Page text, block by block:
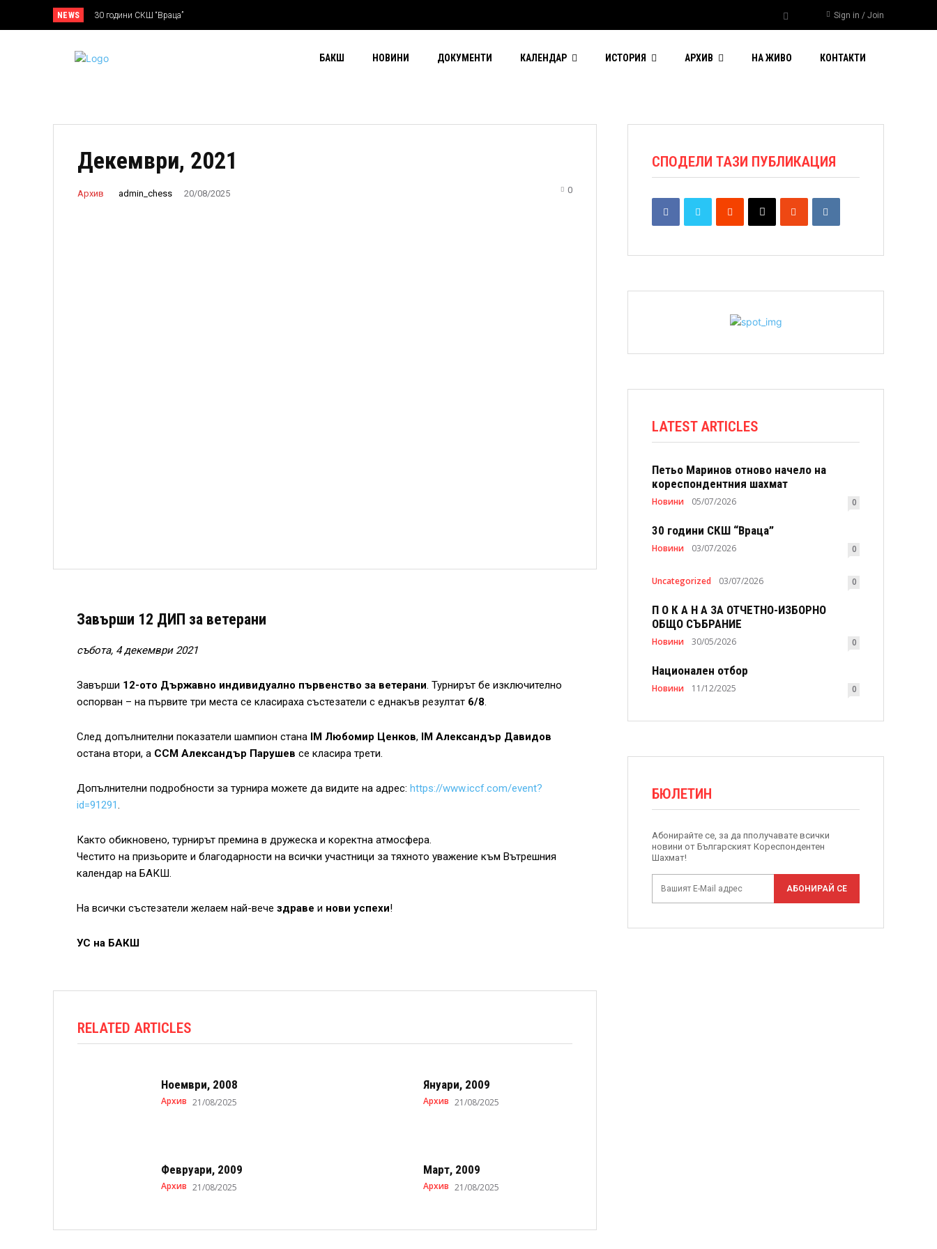
NEWS 30 години СКШ “Враца” Sign in / Join
БАКШ НОВИНИ ДОКУМЕНТИ КАЛЕНДАР ИСТОРИЯ АРХИВ НА ЖИВО КОНТАКТИ
Декември, 2021
Архив admin_chess 20/08/2025 0
Завърши 12 ДИП за ветерани
събота, 4 декември 2021
Завърши 12-ото Държавно индивидуално първенство за ветерани. Турнирът бе изключително
оспорван – на първите три места се класираха състезатели с еднакъв резултат 6/8.
След допълнителни показатели шампион стана IM Любомир Ценков, IM Александър Давидов
остана втори, а ССМ Александър Парушев се класира трети.
Допълнителни подробности за турнира можете да видите на адрес: https://www.iccf.com/event?
id=91291.
Както обикновено, турнирът премина в дружеска и коректна атмосфера.
Честито на призьорите и благодарности на всички участници за тяхното уважение към Вътрешния
календар на БАКШ.
На всички състезатели желаем най-вече здраве и нови успехи!
УС на БАКШ
RELATED ARTICLES
Ноември, 2008
Архив 21/08/2025
Януари, 2009
Архив 21/08/2025
Февруари, 2009
Архив 21/08/2025
Март, 2009
Архив 21/08/2025
СПОДЕЛИ ТАЗИ ПУБЛИКАЦИЯ
LATEST ARTICLES
Петьо Маринов отново начело на
кореспондентния шахмат
Новини 05/07/2026 0
30 години СКШ “Враца”
Новини 03/07/2026 0
Uncategorized 03/07/2026 0
П О К А Н А ЗА ОТЧЕТНО-ИЗБОРНО
ОБЩО СЪБРАНИЕ
Новини 30/05/2026 0
Национален отбор
Новини 11/12/2025 0
БЮЛЕТИН
Абонирайте се, за да пполучавате всички
новини от Българският Кореспондентен
Шахмат!
АБОНИРАЙ СЕ